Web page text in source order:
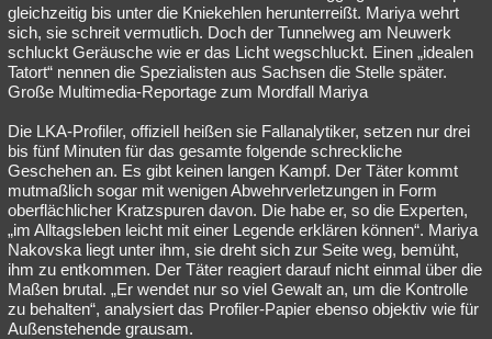
gleichzeitig bis unter die Kniekehlen herunterreißt. Mariya wehrt
sich, sie schreit vermutlich. Doch der Tunnelweg am Neuwerk
schluckt Geräusche wie er das Licht wegschluckt. Einen „idealen
Tatort“ nennen die Spezialisten aus Sachsen die Stelle später.
Große Multimedia-Reportage zum Mordfall Mariya
Die LKA-Profiler, offiziell heißen sie Fallanalytiker, setzen nur drei
bis fünf Minuten für das gesamte folgende schreckliche
Geschehen an. Es gibt keinen langen Kampf. Der Täter kommt
mutmaßlich sogar mit wenigen Abwehrverletzungen in Form
oberflächlicher Kratzspuren davon. Die habe er, so die Experten,
„im Alltagsleben leicht mit einer Legende erklären können“. Mariya
Nakovska liegt unter ihm, sie dreht sich zur Seite weg, bemüht,
ihm zu entkommen. Der Täter reagiert darauf nicht einmal über die
Maßen brutal. „Er wendet nur so viel Gewalt an, um die Kontrolle
zu behalten“, analysiert das Profiler-Papier ebenso objektiv wie für
Außenstehende grausam.